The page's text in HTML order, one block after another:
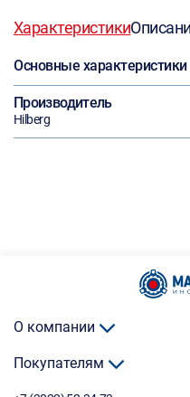
Характеристики
Основные характеристики
Производитель
Hilberg
О компании
Покупателям